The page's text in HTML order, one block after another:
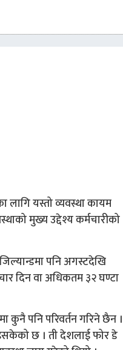
लागि यस्तो व्यवस्था कायम
मुख्य उद्देश्य कर्मचारीको
पनि अगस्टदेखि
दिन वा अधिकतम ३२ घण्टा
पनि परिवर्तन गरिने छैन ।
छ । ती देशलाई फोर डे